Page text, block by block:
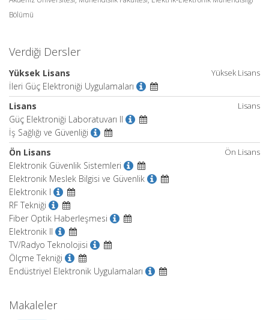
Bölümü
Verdiği Dersler
Yüksek Lisans
Yüksek Lisans
İleri Güç Elektroniği Uygulamaları
Lisans
Lisans
Güç Elektroniği Laboratuvarı II
İş Sağlığı ve Güvenliği
Ön Lisans
Ön Lisans
Elektronik Güvenlik Sistemleri
Elektronik Meslek Bilgisi ve Güvenlik
Elektronik I
RF Tekniği
Fiber Optik Haberleşmesi
Elektronik II
TV/Radyo Teknolojisi
Ölçme Tekniği
Endüstriyel Elektronik Uygulamaları
Makaleler